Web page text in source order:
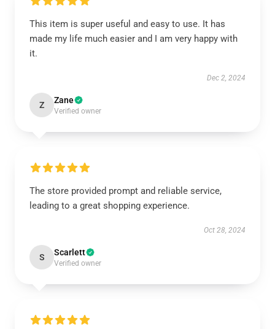
This item is super useful and easy to use. It has
made my life much easier and I am very happy with
it.
Dec 2, 2024
Z Zane
Verified owner
The store provided prompt and reliable service,
leading to a great shopping experience.
Oct 28, 2024
S Scarlett
Verified owner